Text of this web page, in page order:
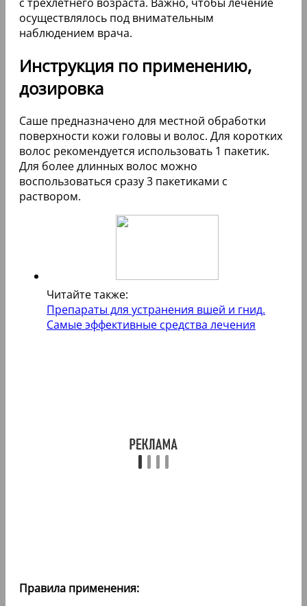
осуществлялось под внимательным
наблюдением врача.
Инструкция по применению,
дозировка
Саше предназначено для местной обработки
поверхности кожи головы и волос. Для коротких
волос рекомендуется использовать 1 пакетик.
Для более длинных волос можно
воспользоваться сразу 3 пакетиками с
раствором.
Читайте также:
Препараты для устранения вшей и гнид.
Самые эффективные средства лечения
Правила применения: